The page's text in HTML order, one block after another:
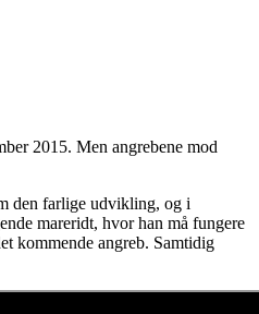
2015. Men angrebene mod
den farlige udvikling, og i
mareridt, hvor han må fungere
kommende angreb. Samtidig